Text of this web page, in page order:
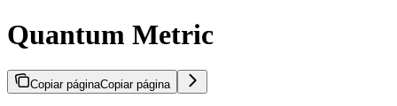
Quantum Metric
Copiar páginaCopiar página